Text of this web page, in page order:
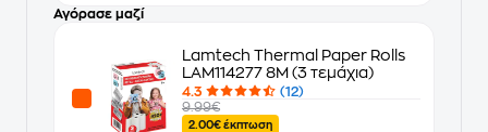
Αγόρασε μαζί
Lamtech Thermal Paper Rolls
LAM114277 8M (3 τεμάχια)
4.3
(12)
9.99€
2.00€ έκπτωση